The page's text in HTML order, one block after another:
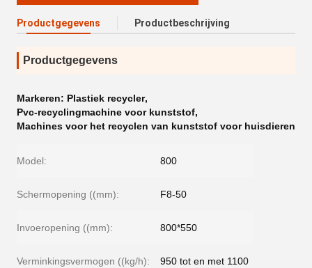
Productgegevens Productbeschrijving
Productgegevens
Markeren: Plastiek recycler,
Pvc-recyclingmachine voor kunststof,
Machines voor het recyclen van kunststof voor huisdieren
Model: 800
Schermopening ((mm): F8-50
Invoeropening ((mm): 800*550
Verminkingsvermogen ((kg/h): 950 tot en met 1100